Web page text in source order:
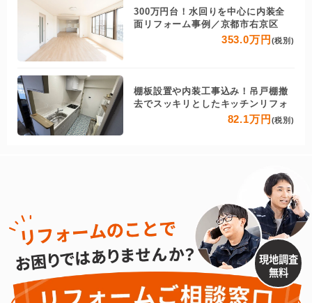
300万円台！水回りを中心に内装全
面リフォーム事例／京都市右京区
353.0万円 (税別)
棚板設置や内装工事込み！吊戸棚撤
去でスッキリとしたキッチンリフォ
82.1万円 (税別)
現地調査
無料